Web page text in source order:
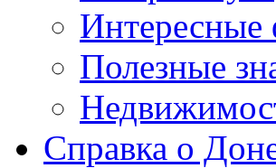
Интересные
Полезные
Справка о